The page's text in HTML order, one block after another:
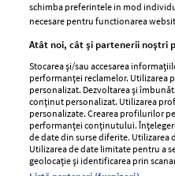
GSP
Unica
Baby
Retete
Pariază responsabil!
schimba preferintele in mod
necesare pentru functionarea
Atât noi, cât și partenerii noștri
Stocarea și/sau accesarea
performanței reclamelor.
personalizat. Dezvoltarea și
conținut personalizat. Utilizarea
personalizate. Crearea profilurilor
performanței conținutului.
de date din surse diferite.
Utilizarea de date limitate pentru a
geolocație și identificarea prin